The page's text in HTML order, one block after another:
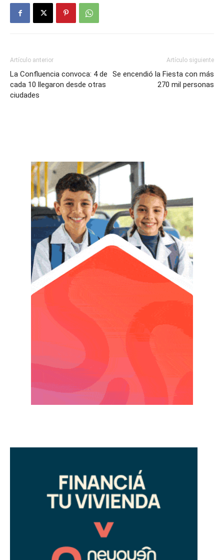
Artículo anterior
La Confluencia convoca: 4 de
cada 10 llegaron desde otras
ciudades
Artículo siguiente
Se encendió la Fiesta con más
270 mil personas